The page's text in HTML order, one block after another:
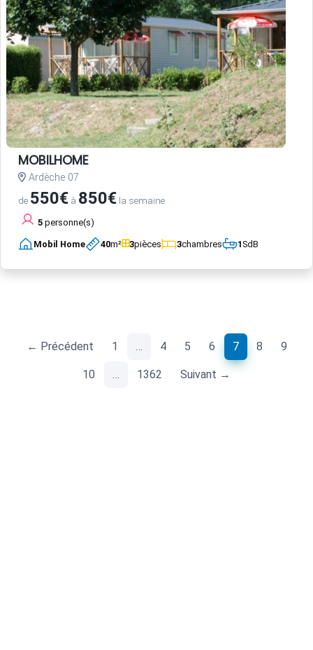
MOBILHOME
Ardèche 07
de 550€ à 850€ la semaine
5 personne(s)
Mobil Home 40m² 3pièces 3chambres 1SdB
← Précédent 1 … 4 5 6 7(current)
8 9
10 … 1362 Suivant →